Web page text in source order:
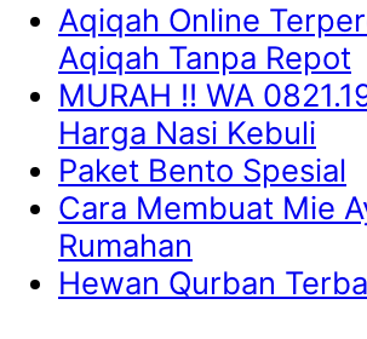
Aqiqah Online
Aqiqah Tanpa Repot
MURAH !! WA
Harga Nasi Kebuli
Paket Bento Spesial
Cara Membuat Mie
Rumahan
Hewan Qurban